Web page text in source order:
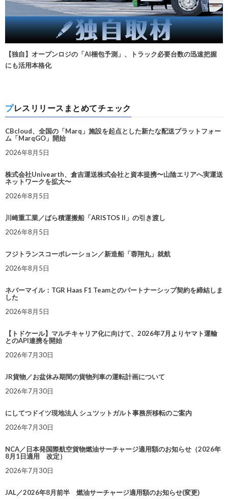
【独自】オープンロジの「AI梱包予測」、トラック必要台数の迅速把握
にも活用本格化
プレスリリースまとめてチェック
CBcloud、全国の「Marq」施設を起点とした新たな配送プラットフォー
ム「MarqGO」開始
2026年8月5日
株式会社Univearth、倉吉運送株式会社と資本提携〜山陰エリアへ実運送
ネットワークを拡大〜
2026年8月5日
川崎重工業／ばら積運搬船「ARISTOS II」の引き渡し
2026年8月5日
フジトランスコーポレーション／新造船「蓉翔丸」就航
2026年8月5日
ネバーマイル：TGR Haas F1 Teamとのパートナーシップ契約を締結しま
した
2026年8月5日
【トドケール】マルチキャリア化に向けて、2026年7月よりヤマト運輸
とのAPI連携を開始
2026年7月30日
JR貨物／お盆休み期間の貨物列車の運転計画について
2026年7月30日
にしてつドイツ現地法人 シュツットガルト事務所移転のご案内
2026年7月30日
NCA／日本発国際航空貨物燃油サーチャージ適用額のお知らせ（2026年
8月1日適用 改定）
2026年7月30日
JAL／2026年8月前半 燃油サーチャージ適用額のお知らせ(変更)